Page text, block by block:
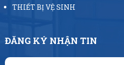
THIẾT BỊ VỆ SINH
ĐĂNG KÝ NHẬN TIN